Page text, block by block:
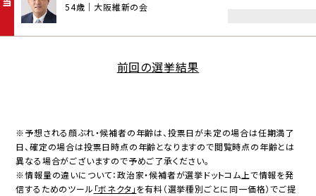
54歳｜大阪維新の会
前回の選挙結果
※予想される顔ぶれ・候補者の年齢は、投票日が未定の場合は任期満了
日、確定の場合は投票日時点の年齢となりますので閲覧時点の年齢とは
異なる場合がございますので予めご了承ください。
※情報量の違いについて：政治家・候補者が選挙ドットコム上で情報を発
信するためのツール 「ボネクタ」を有料（選挙種別ごとに同一価格）でご提